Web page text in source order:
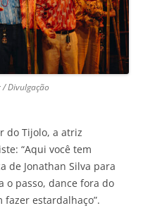
/ Divulgação
do Tijolo, a atriz
“Aqui você tem
de Jonathan Silva para
o passo, dance fora do
fazer estardalhaço”.